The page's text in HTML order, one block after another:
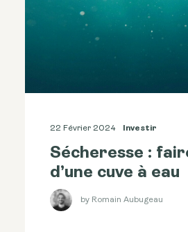
22 Février 2024 Investir
Sécheresse :
d’une cuve à eau
by Romain Aubugeau